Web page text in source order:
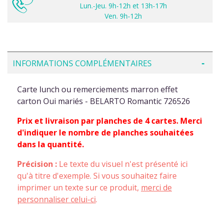
Lun.-Jeu. 9h-12h et 13h-17h
Ven. 9h-12h
INFORMATIONS COMPLÉMENTAIRES
Carte lunch ou remerciements marron effet
carton Oui mariés - BELARTO Romantic 726526
Prix et livraison par planches de 4 cartes. Merci
d'indiquer le nombre de planches souhaitées
dans la quantité.
Précision : Le texte du visuel n'est présenté ici
qu'à titre d'exemple. Si vous souhaitez faire
imprimer un texte sur ce produit, merci de
personnaliser celui-ci.